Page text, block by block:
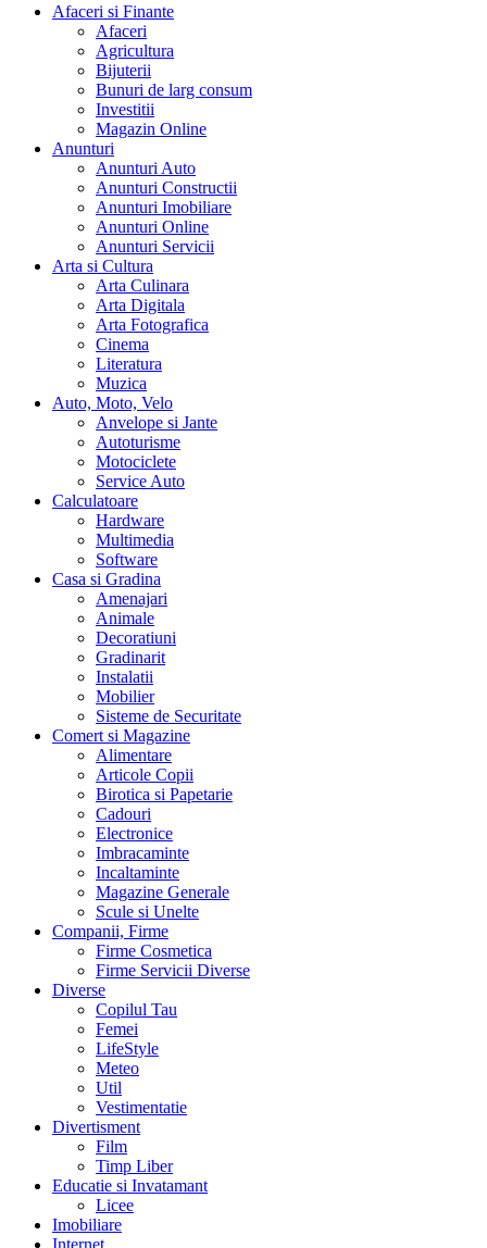
Afaceri si Finante
Afaceri
Agricultura
Bijuterii
Bunuri de larg consum
Investitii
Magazin Online
Anunturi
Anunturi Auto
Anunturi Constructii
Anunturi Imobiliare
Anunturi Online
Anunturi Servicii
Arta si Cultura
Arta Culinara
Arta Digitala
Arta Fotografica
Cinema
Literatura
Muzica
Auto, Moto, Velo
Anvelope si Jante
Autoturisme
Motociclete
Service Auto
Calculatoare
Hardware
Multimedia
Software
Casa si Gradina
Amenajari
Animale
Decoratiuni
Gradinarit
Instalatii
Mobilier
Sisteme de Securitate
Comert si Magazine
Alimentare
Articole Copii
Birotica si Papetarie
Cadouri
Electronice
Imbracaminte
Incaltaminte
Magazine Generale
Scule si Unelte
Companii, Firme
Firme Cosmetica
Firme Servicii Diverse
Diverse
Copilul Tau
Femei
LifeStyle
Meteo
Util
Vestimentatie
Divertisment
Film
Timp Liber
Educatie si Invatamant
Licee
Imobiliare
Internet